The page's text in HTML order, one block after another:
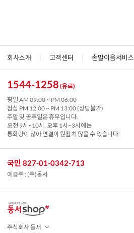
회사소개 고객센터 손말이음서비스
1544-1258 (유료)
평일 AM 09:00 ~ PM 06:00
점심 PM 12:00 ~ PM 13:00 (상담불가)
주말 및 공휴일은 휴무입니다.
오전 9시~10시, 오후 1시~3시에는
통화량이 많아 연결이 원활치 않을 수 있습니다.
국민 827-01-0342-713
예금주 : (주)동서
주식회사 동서